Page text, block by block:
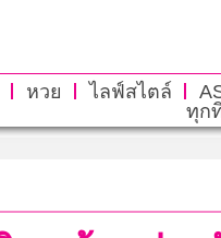
หวย ไลฟ์สไตล์
ทุก